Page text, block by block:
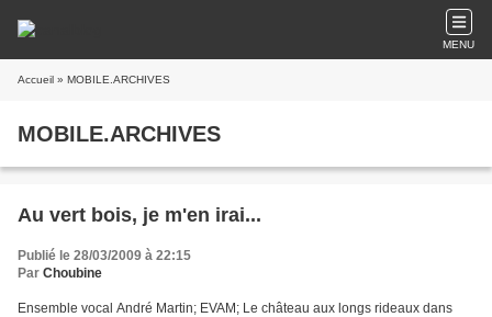
MENU
Accueil » MOBILE.ARCHIVES
MOBILE.ARCHIVES
Au vert bois, je m'en irai...
Publié le 28/03/2009 à 22:15
Par Choubine
Ensemble vocal André Martin; EVAM; Le château aux longs rideaux dans